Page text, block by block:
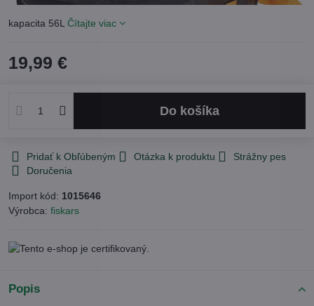
kapacita 56L Čítajte viac
19,99 €
Do košíka
Pridať k Obľúbeným Otázka k produktu
Strážny pes
Doručenia
Import kód: 1015646
Výrobca: fiskars
Popis